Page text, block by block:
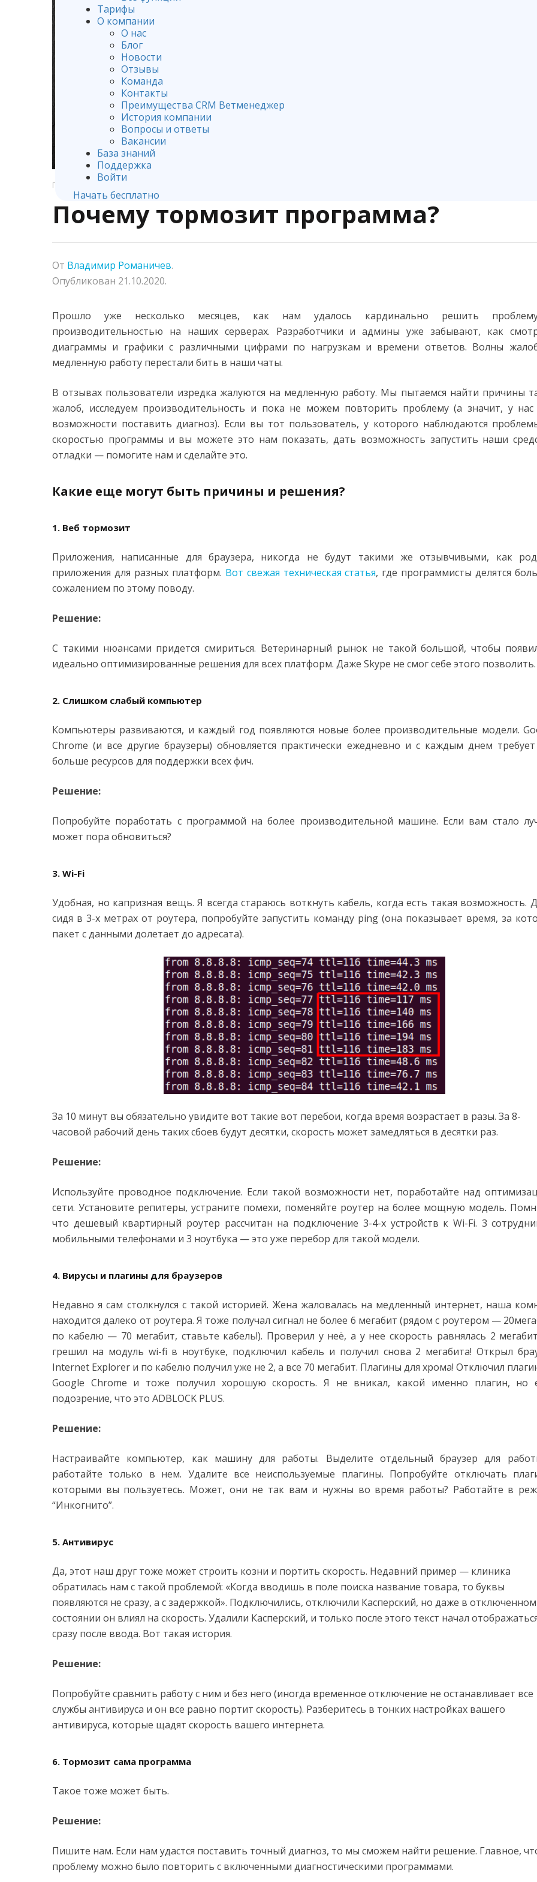
Тарифы
О компании
О нас
Блог
Новости
Отзывы
Команда
Контакты
Преимущества CRM Ветменеджер
История компании
Вопросы и ответы
Вакансии
База знаний
Поддержка
Войти
Начать бесплатно
ГЛАВНАЯ
Почему тормозит программа?
От Владимир Романичев.
Опубликован 21.10.2020.
Прошло уже несколько месяцев, как нам удалось кардинально решить
производительностью на наших серверах. Разработчики и админы уже забывают, как
диаграммы и графики с различными цифрами по нагрузкам и времени ответов. Волны
медленную работу перестали бить в наши чаты.
В отзывах пользователи изредка жалуются на медленную работу. Мы пытаемся найти причины
жалоб, исследуем производительность и пока не можем повторить проблему (а значит, у нас
возможности поставить диагноз). Если вы тот пользователь, у которого наблюдаются
скоростью программы и вы можете это нам показать, дать возможность запустить наши
отладки — помогите нам и сделайте это.
Какие еще могут быть причины и решения?
1. Веб тормозит
Приложения, написанные для браузера, никогда не будут такими же отзывчивыми, как
приложения для разных платформ. Вот свежая техническая статья, где программисты делятся
сожалением по этому поводу.
Решение:
С такими нюансами придется смириться. Ветеринарный рынок не такой большой, чтобы
идеально оптимизированные решения для всех платформ. Даже Skype не смог себе этого позволить.
2. Слишком слабый компьютер
Компьютеры развиваются, и каждый год появляются новые более производительные модели.
Chrome (и все другие браузеры) обновляется практически ежедневно и с каждым днем требует
больше ресурсов для поддержки всех фич.
Решение:
Попробуйте поработать с программой на более производительной машине. Если вам стало
может пора обновиться?
3. Wi-Fi
Удобная, но капризная вещь. Я всегда стараюсь воткнуть кабель, когда есть такая возможность.
сидя в 3-х метрах от роутера, попробуйте запустить команду ping (она показывает время, за
пакет с данными долетает до адресата).
За 10 минут вы обязательно увидите вот такие вот перебои, когда время возрастает в разы. За 8-
часовой рабочий день таких сбоев будут десятки, скорость может замедляться в десятки раз.
Решение:
Используйте проводное подключение. Если такой возможности нет, поработайте над
сети. Установите репитеры, устраните помехи, поменяйте роутер на более мощную модель.
что дешевый квартирный роутер рассчитан на подключение 3-4-х устройств к Wi-Fi. 3
мобильными телефонами и 3 ноутбука — это уже перебор для такой модели.
4. Вирусы и плагины для браузеров
Недавно я сам столкнулся с такой историей. Жена жаловалась на медленный интернет, наша
находится далеко от роутера. Я тоже получал сигнал не более 6 мегабит (рядом с роутером —
по кабелю — 70 мегабит, ставьте кабель!). Проверил у неё, а у нее скорость равнялась 2
грешил на модуль wi-fi в ноутбуке, подключил кабель и получил снова 2 мегабита! Открыл
Internet Explorer и по кабелю получил уже не 2, а все 70 мегабит. Плагины для хрома! Отключил
Google Chrome и тоже получил хорошую скорость. Я не вникал, какой именно плагин, но
подозрение, что это ADBLOCK PLUS.
Решение:
Настраивайте компьютер, как машину для работы. Выделите отдельный браузер для
работайте только в нем. Удалите все неиспользуемые плагины. Попробуйте отключать
которыми вы пользуетесь. Может, они не так вам и нужны во время работы? Работайте в
“Инкогнито”.
5. Антивирус
Да, этот наш друг тоже может строить козни и портить скорость. Недавний пример — клиника
обратилась нам с такой проблемой: «Когда вводишь в поле поиска название товара, то буквы
появляются не сразу, а с задержкой». Подключились, отключили Касперский, но даже в отключенном
состоянии он влиял на скорость. Удалили Касперский, и только после этого текст начал
сразу после ввода. Вот такая история.
Решение:
Попробуйте сравнить работу с ним и без него (иногда временное отключение не останавливает все
службы антивируса и он все равно портит скорость). Разберитесь в тонких настройках вашего
антивируса, которые щадят скорость вашего интернета.
6. Тормозит сама программа
Такое тоже может быть.
Решение:
Пишите нам. Если нам удастся поставить точный диагноз, то мы сможем найти решение. Главное,
проблему можно было повторить с включенными диагностическими программами.